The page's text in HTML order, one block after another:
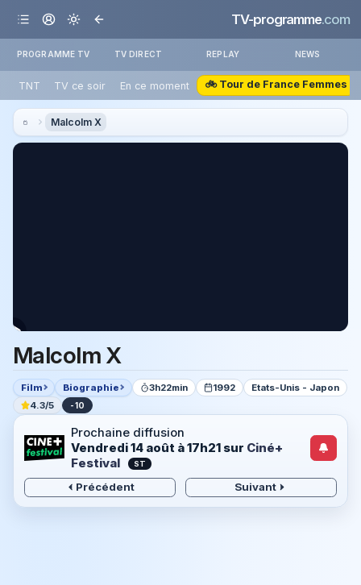
TV-programme.com
PROGRAMME TV TV DIRECT REPLAY NEWS
TNT TV ce soir En ce moment 🚲 Tour de France Femmes
Malcolm X
Malcolm X
Film Biographie 3h22min 1992
Etats-Unis - Japon
4.3/5
-10
Prochaine diffusion
Vendredi 14 août à 17h21sur Ciné+
Festival
ST
Précédent Suivant